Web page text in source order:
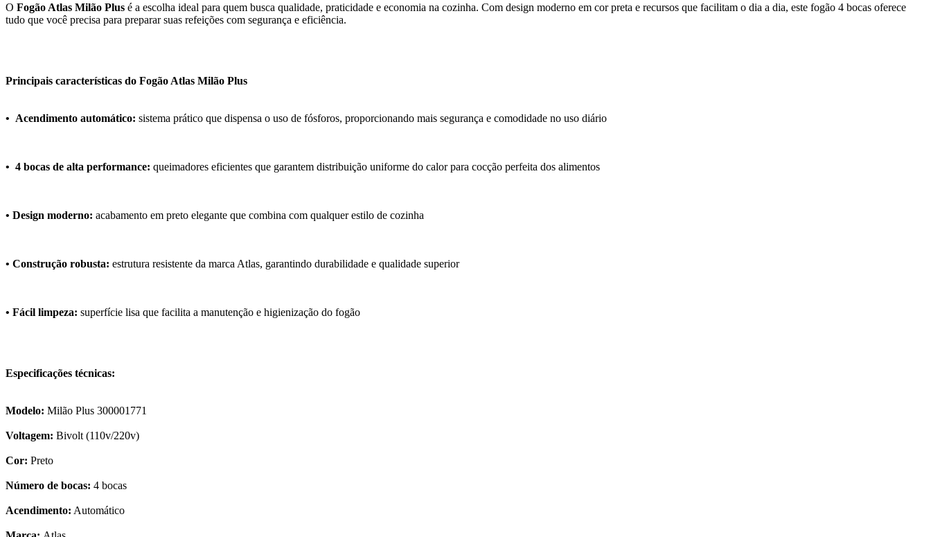
O Fogão Atlas Milão Plus é a escolha ideal para quem busca qualidade, praticidade e economia na cozinha. Com design moderno em cor preta e recursos que facilitam o dia a dia, este fogão 4 bocas oferece
tudo que você precisa para preparar suas refeições com segurança e eficiência.
Principais características do Fogão Atlas Milão Plus
• Acendimento automático: sistema prático que dispensa o uso de fósforos, proporcionando mais segurança e comodidade no uso diário
• 4 bocas de alta performance: queimadores eficientes que garantem distribuição uniforme do calor para cocção perfeita dos alimentos
• Design moderno: acabamento em preto elegante que combina com qualquer estilo de cozinha
• Construção robusta: estrutura resistente da marca Atlas, garantindo durabilidade e qualidade superior
• Fácil limpeza: superfície lisa que facilita a manutenção e higienização do fogão
Especificações técnicas:
Modelo: Milão Plus 300001771
Voltagem: Bivolt (110v/220v)
Cor: Preto
Número de bocas: 4 bocas
Acendimento: Automático